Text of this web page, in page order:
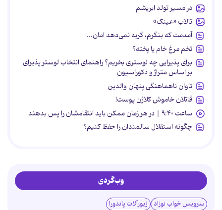
در مسیر تولد ابریشم
تالاب «عینک»
آمدمت که بنگرم، گریه نمی‌دهد امان...
تخم مرغ خام یا پخته؟
برای پذیرایی چه لوستری بخریم؟ راهنمای انتخاب لوستر پذیرای
بر اساس متراژ و دکوراسیون
تاوان ناهماهنگی پنهان والدین
قاتلان خاموش کلاژن پوست!
ساعت ۹:۴۰ | در هر زمان ممکن باید انتقامشان را پس بدهند
چگونه استقلال سالمندان را حفظ کنیم؟
وب‌گردی
سرویس خواب نوزاد زیورآلات پاندورا